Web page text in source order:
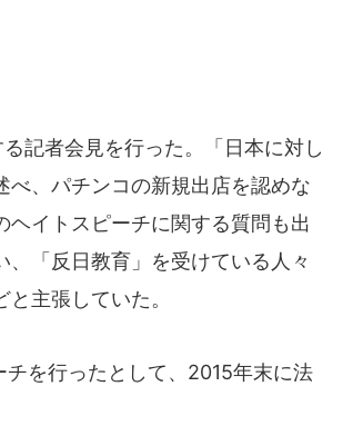
記者会見を行った。「日本に対し
、パチンコの新規出店を認めな
イトスピーチに関する質問も出
「反日教育」を受けている人々
主張していた。
を行ったとして、2015年末に法